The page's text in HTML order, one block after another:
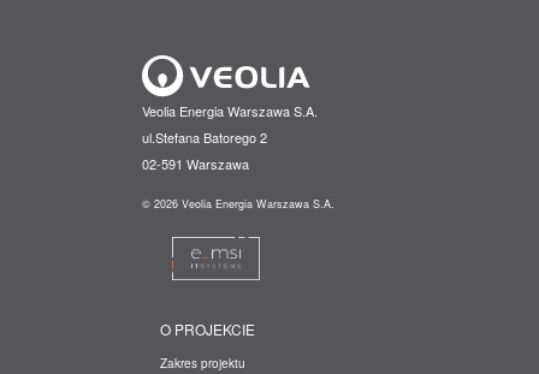
Veolia Energia Warszawa S.A.
ul.Stefana Batorego 2
02-591 Warszawa
© 2026 Veolia Energia Warszawa S.A.
O PROJEKCIE
Zakres projektu